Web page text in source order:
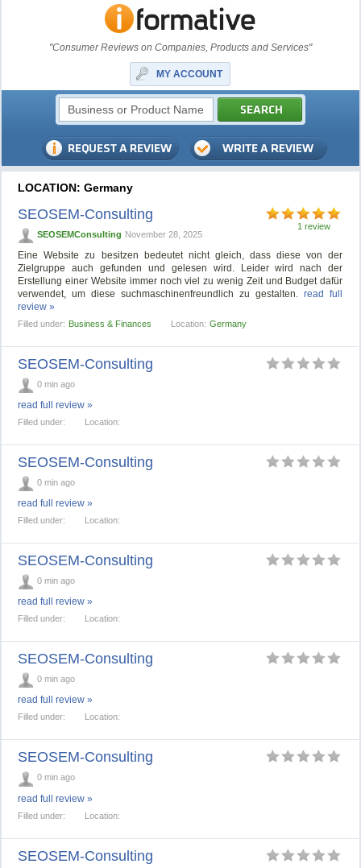
"Consumer Reviews on Companies, Products and Services"
MY ACCOUNT
LOCATION: Germany
1 review
SEOSEM-Consulting
SEOSEMConsulting November 28, 2025
Eine Website zu besitzen bedeutet nicht gleich, dass diese von der
Zielgruppe auch gefunden und gelesen wird. Leider wird nach der
Erstellung einer Website immer noch viel zu wenig Zeit und Budget dafür
verwendet, um diese suchmaschinenfreundlich zu gestalten.read full
review »
Filled under: Business & Finances Location: Germany
SEOSEM-Consulting
0 min ago
read full review »
Filled under: Location:
SEOSEM-Consulting
0 min ago
read full review »
Filled under: Location:
SEOSEM-Consulting
0 min ago
read full review »
Filled under: Location:
SEOSEM-Consulting
0 min ago
read full review »
Filled under: Location:
SEOSEM-Consulting
0 min ago
read full review »
Filled under: Location:
SEOSEM-Consulting